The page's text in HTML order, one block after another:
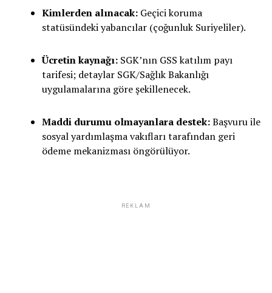
Kimlerden alınacak:Geçici koruma
statüsündeki yabancılar (çoğunluk Suriyeliler).
Ücretin kaynağı:SGK’nın GSS katılım payı
tarifesi; detaylar SGK/Sağlık Bakanlığı
uygulamalarına göre şekillenecek.
Maddi durumu olmayanlara destek:Başvuru ile
sosyal yardımlaşma vakıfları tarafından geri
ödeme mekanizması öngörülüyor.
REKLAM